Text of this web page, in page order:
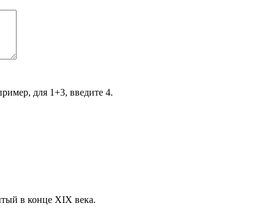
для 1+3, введите 4.
в конце XIX века.